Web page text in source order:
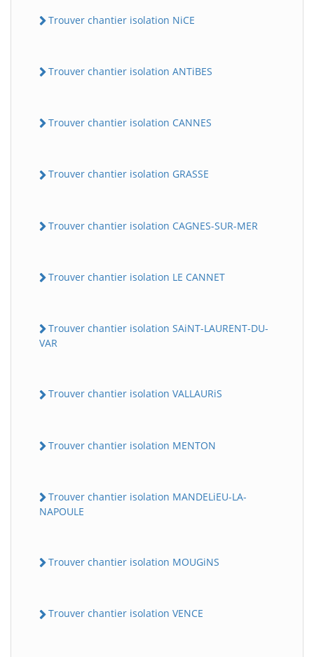
Trouver chantier isolation NiCE
Trouver chantier isolation ANTiBES
Trouver chantier isolation CANNES
Trouver chantier isolation GRASSE
Trouver chantier isolation CAGNES-SUR-MER
Trouver chantier isolation LE CANNET
Trouver chantier isolation SAiNT-LAURENT-DU-
VAR
Trouver chantier isolation VALLAURiS
Trouver chantier isolation MENTON
Trouver chantier isolation MANDELiEU-LA-
NAPOULE
Trouver chantier isolation MOUGiNS
Trouver chantier isolation VENCE